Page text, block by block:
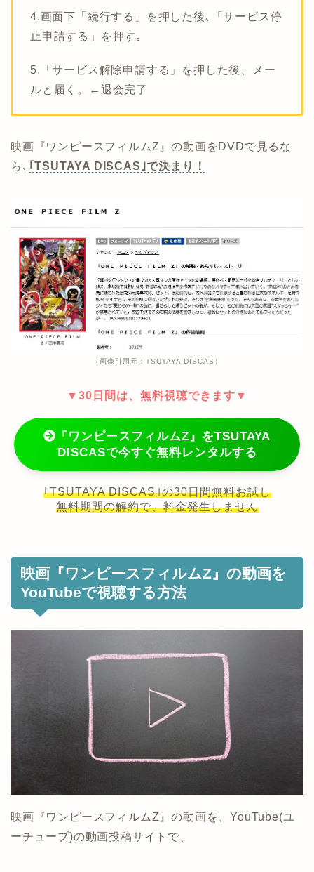
4.画面下「続行する」を押した後､「サービス停
止申請する」を押す｡
5.「サービス解除申請する」を押した後、メー
ルと届く。←退会完了
映画『ワンピースフィルムZ』の動画をDVDで見るな
ら､ ｢TSUTAYA DISCAS｣で決まり！
（画像引用元：TSUTAYA DISCAS）
▼30日間は、無料視聴できます▼
『ワンピースフィルムZ』をTSUTAYA
DISCASで今すぐ無料レンタルする
｢TSUTAYA DISCAS｣の30日間無料お試し
無料期間の解約で、料金発生しません
映画『ワンピースフィルムZ』の動画を
YouTubeで視聴する方法
映画『ワンピースフィルムZ』の動画を、YouTube(ユ
ーチューブ)の動画投稿サイトで、